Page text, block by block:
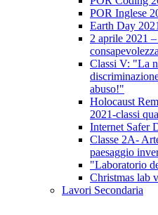
POR Inglese
Earth Day 2021
2 aprile 2021
Classi V: "La
abuso!"
Holocaust
2021-classi
Internet Safer
Classe 2A-
paesaggio
"Laboratorio
Christmas lab
Lavori Secondaria